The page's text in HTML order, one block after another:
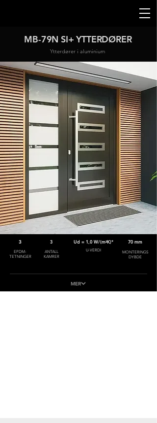
MB-79N SI+ YTTERDØRER
Ytterdører i aluminium
3
EPDM-
TETNINGER
3
ANTALL
KAMRER
Ud = 1,0 W/(m²K)*
U-VERDI
70 mm
MONTERINGS
DYBDE
MER